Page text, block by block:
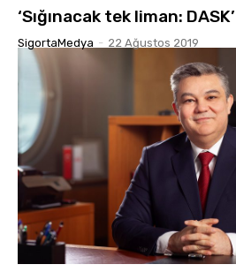
‘Sığınacak tek liman:
SigortaMedya - 22 Ağustos 2019